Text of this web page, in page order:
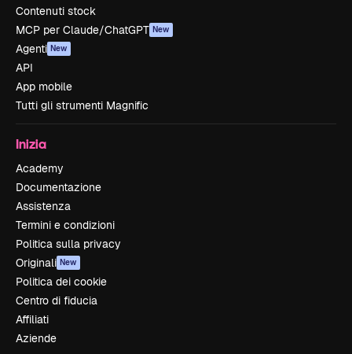
Contenuti stock
MCP per Claude/ChatGPT New
Agenti New
API
App mobile
Tutti gli strumenti Magnific
Inizia
Academy
Documentazione
Assistenza
Termini e condizioni
Politica sulla privacy
Originali New
Politica dei cookie
Centro di fiducia
Affiliati
Aziende